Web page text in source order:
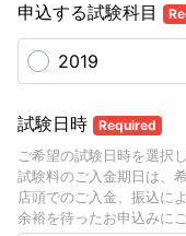
申込する試験科目
2019
試験日時 Required
ご希望の試験日時を選択
試験料のご入金期日は、
店頭でのご入金、振込に
余裕を待ったお申込みに